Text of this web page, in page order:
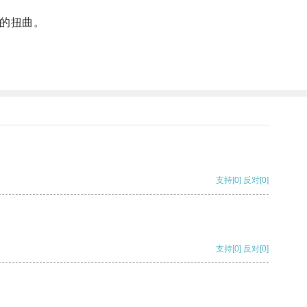
扭曲。
支持[0] 反对[0]
支持[0] 反对[0]